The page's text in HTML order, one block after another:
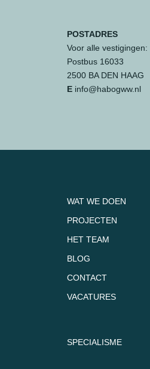
POSTADRES
Voor alle vestigingen:
Postbus 16033
2500 BA DEN HAAG
E info@habogww.nl
WAT WE DOEN
PROJECTEN
HET TEAM
BLOG
CONTACT
VACATURES
SPECIALISME